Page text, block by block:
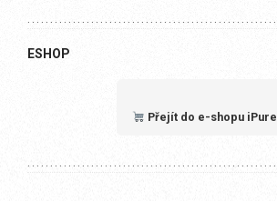
ESHOP
Přejít do e-shopu iPure